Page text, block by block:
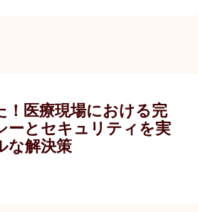
！医療現場における完
ーとセキュリティを実
な解決策